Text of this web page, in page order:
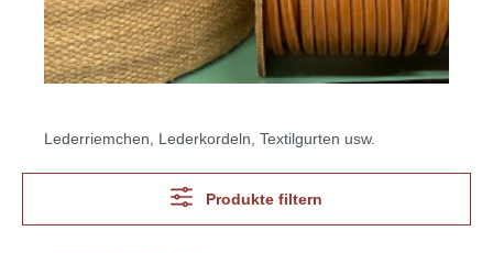
Lederriemchen, Lederkordeln, Textilgurten usw.
Produkte filtern